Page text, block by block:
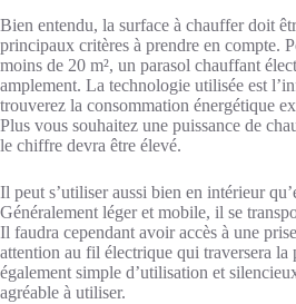
Bien entendu, la surface à chauffer doit
principaux critères à prendre en compte.
moins de 20 m², un parasol chauffant
amplement. La technologie utilisée est
trouverez la consommation énergétique
Plus vous souhaitez une puissance de
le chiffre devra être élevé.
Il peut s’utiliser aussi bien en intérieur
Généralement léger et mobile, il se
Il faudra cependant avoir accès à une
attention au fil électrique qui traversera la
également simple d’utilisation et
agréable à utiliser.